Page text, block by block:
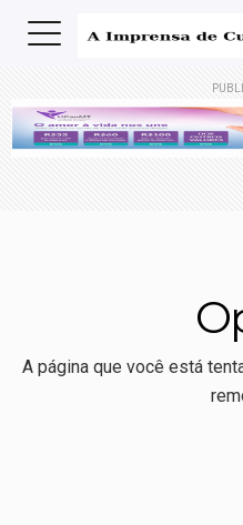
A página que você está